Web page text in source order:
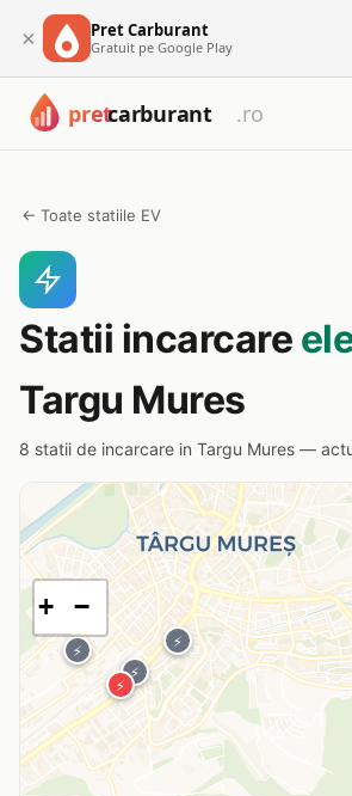
× Pret Carburant
Gratuit pe Google Play
← Toate statiile EV
Statii incarcare
Targu Mures
8 statii de incarcare in Targu Mures —
⚡
⚡
⚡
⚡
+ −